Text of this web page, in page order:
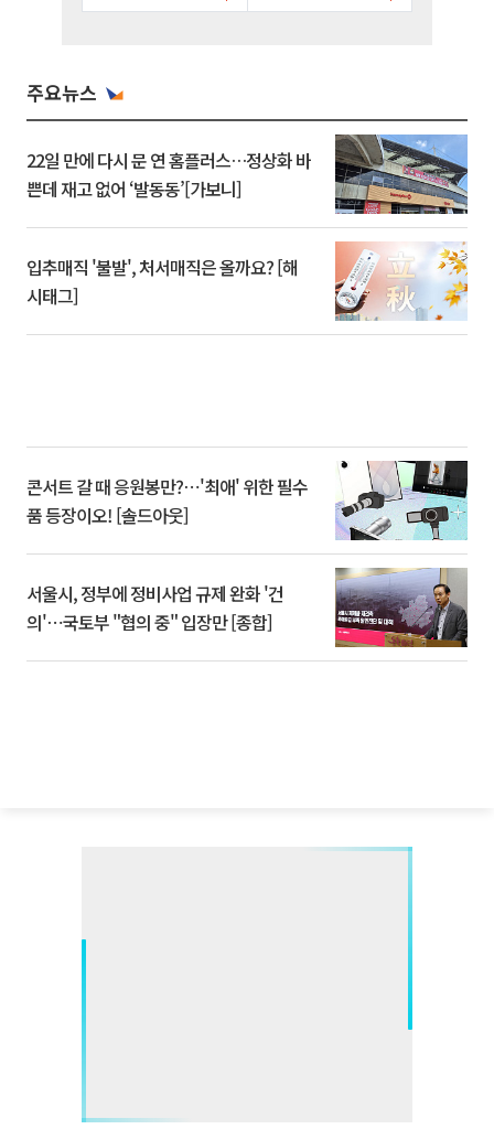
주요뉴스
22일 만에 다시 문 연 홈플러스…정상화 바
쁜데 재고 없어 ‘발동동’[가보니]
입추매직 '불발', 처서매직은 올까요? [해
시태그]
콘서트 갈 때 응원봉만?⋯'최애' 위한 필수
품 등장이오! [솔드아웃]
서울시, 정부에 정비사업 규제 완화 '건
의'⋯국토부 "협의 중" 입장만 [종합]